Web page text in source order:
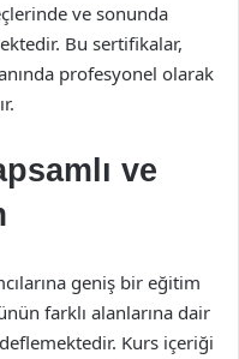
ve sonunda
Bu sertifikalar,
profesyonel olarak
ve
geniş bir eğitim
farklı alanlarına dair
Kurs içeriği